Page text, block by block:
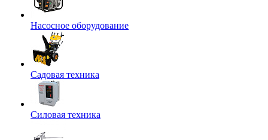
Насосное оборудование
Садовая техника
Силовая техника